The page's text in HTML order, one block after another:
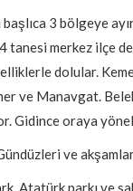
3 bölgeye
tanesi merkez ilçe
dolular.
ve Manavgat.
Gidince oraya
ve
Atatürk parkı ve